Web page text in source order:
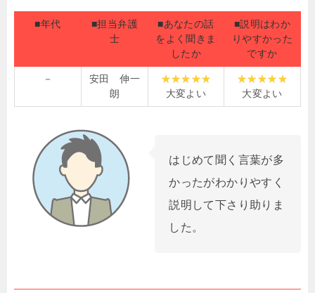
■年代
■担当弁護
士
■あなたの話
をよく聞きま
したか
■説明はわか
りやすかった
ですか
－
安田 伸一
朗
大変よい 大変よい
はじめて聞く言葉が多
かったがわかりやすく
説明して下さり助りま
した。